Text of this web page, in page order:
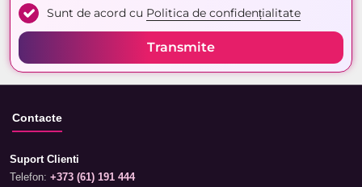
Sunt de acord cu Politica de confidențialitate
Transmite
Contacte
Suport Clienti
Telefon: +373 (61) 191 444